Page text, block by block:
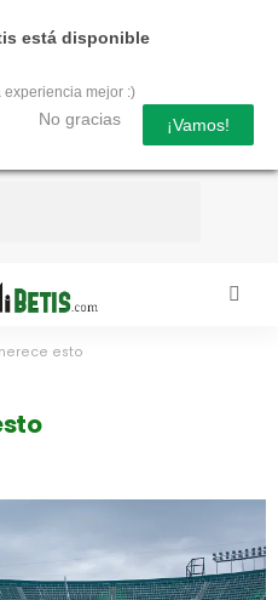
está disponible
experiencia mejor :)
No gracias ¡Vamos!
esto